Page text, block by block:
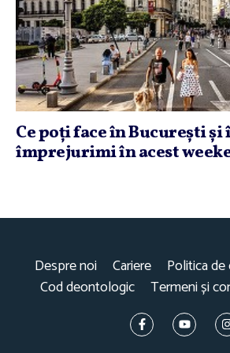
Ce poţi face în Bucureşti şi
împrejurimi în acest
Despre noi Cariere
Politica
Cod deontologic
Termeni și